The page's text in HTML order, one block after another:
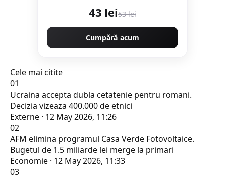
43 lei53 lei
Cumpără acum
Cele mai citite
01
Ucraina accepta dubla cetatenie pentru romani.
Decizia vizeaza 400.000 de etnici
Externe · 12 May 2026, 11:26
02
AFM elimina programul Casa Verde Fotovoltaice.
Bugetul de 1.5 miliarde lei merge la primari
Economie · 12 May 2026, 11:33
03